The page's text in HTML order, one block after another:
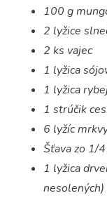
100 g
2 lyžice
2 ks vajec
1 lyžica
1 lyžica
1 strúčik
6 lyžíc
Šťava zo 1/
1 lyžica
nesolených)